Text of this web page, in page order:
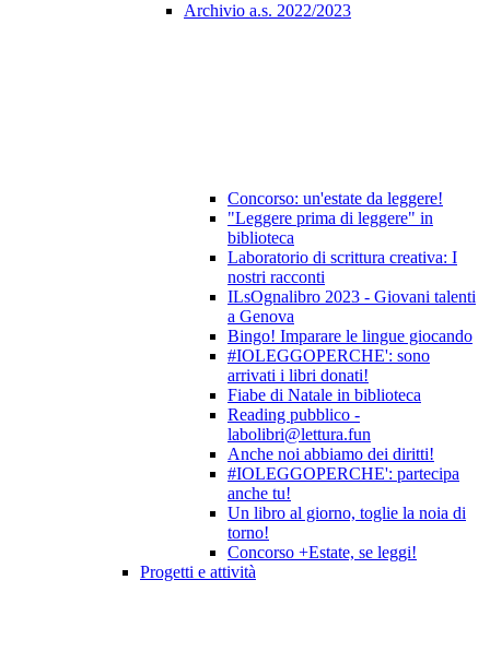
Archivio a.s. 2022/2023
Concorso: un'estate da leggere!
"Leggere prima di leggere" in
biblioteca
Laboratorio di scrittura creativa: I
nostri racconti
ILsOgnalibro 2023 - Giovani talenti
a Genova
Bingo! Imparare le lingue giocando
#IOLEGGOPERCHE': sono
arrivati i libri donati!
Fiabe di Natale in biblioteca
Reading pubblico -
labolibri@lettura.fun
Anche noi abbiamo dei diritti!
#IOLEGGOPERCHE': partecipa
anche tu!
Un libro al giorno, toglie la noia di
torno!
Concorso +Estate, se leggi!
Progetti e attività